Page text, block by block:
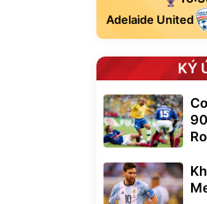
Adelaide United
KÝ